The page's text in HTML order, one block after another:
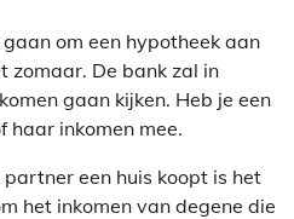
om een hypotheek aan
zomaar. De bank zal in
gaan kijken. Heb je een
haar inkomen mee.
een huis koopt is het
het inkomen van degene die